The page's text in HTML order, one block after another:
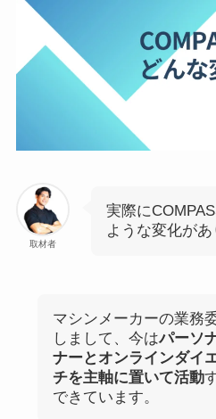
取材者
実際に
ような変化が
マシンメーカーの業務
しまして、今はパーソ
ナーとオンラインダイ
チを主軸に置いて活動
できています。